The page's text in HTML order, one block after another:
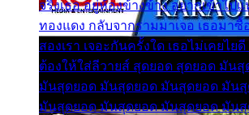
จริงเธอ อยู่ห้องข้างข้าง อยากเข้าไป
ทองแดง กลับจากรามมาเจอ เธอมา
สองเรา เจอะกันครั้งใด เธอไม่เคยไย
ต้องให้ใส่ลีวายส์ สุดยอด สุดยอด มัน
มันสุดยอด มันสุดยอด มันสุดยอด มัน
มันสุดยอด มันสุดยอด มันสุดยอด มัน